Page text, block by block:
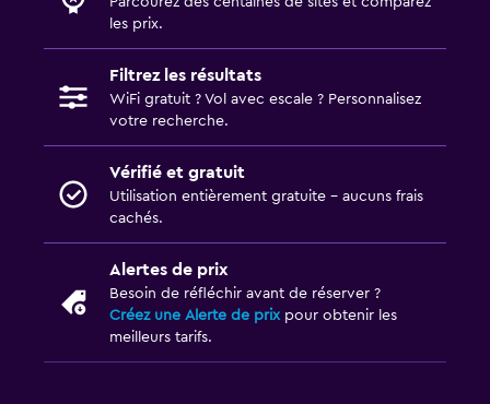
les prix.
Filtrez les résultats
WiFi gratuit ? Vol avec escale ? Personnalisez
votre recherche.
Vérifié et gratuit
Utilisation entièrement gratuite - aucuns frais
cachés.
Alertes de prix
Besoin de réfléchir avant de réserver ?
Créez une Alerte de prix pour obtenir les
meilleurs tarifs.